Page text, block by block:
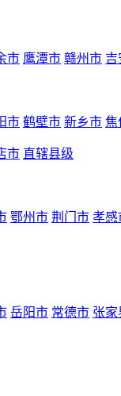
市 鹰潭市 赣州市 吉
市 鹤壁市 新乡市 焦
市 直辖县级
鄂州市 荆门市 孝感
岳阳市 常德市 张家